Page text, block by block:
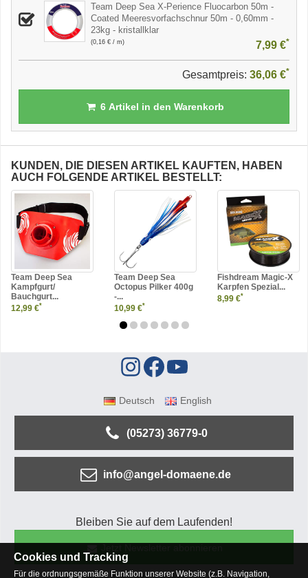
Team Deep Sea X-Perience Fluocarbon 50m -
Coated Meeresvorfachschnur 50m - 0,60mm -
23kg - kristallklar
(0,16 € / m) 7,99 €*
Gesamtpreis: 36,06 €*
6Artikel in den Warenkorb
KUNDEN, DIE DIESEN ARTIKEL KAUFTEN, HABEN
AUCH FOLGENDE ARTIKEL BESTELLT:
Team Deep Sea
Kampfgurt/
Bauchgurt...
12,99 €*
Team Deep Sea
Octopus Pilker 400g
-...
10,99 €*
Fishdream Magic-X
Karpfen Spezial...
8,99 €*
Deutsch English
(05273) 36779-0
info@angel-domaene.de
Bleiben Sie auf dem Laufenden!
Cookies und Tracking
Für die ordnungsgemäße Funktion unserer Website (z.B. Navigation,